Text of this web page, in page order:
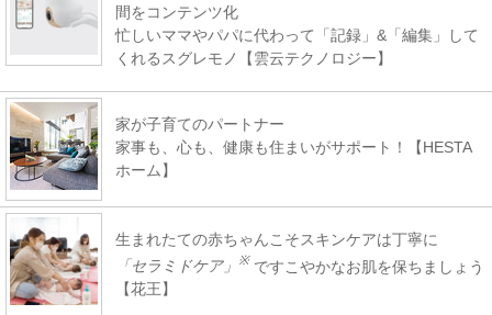
間をコンテンツ化
忙しいママやパパに代わって「記録」&「編集」して
くれるスグレモノ【雲云テクノロジー】
家が子育てのパートナー
家事も、心も、健康も住まいがサポート！【HESTA
ホーム】
生まれたての赤ちゃんこそスキンケアは丁寧に
「セラミドケア」
※ ですこやかなお肌を保ちましょう
【花王】